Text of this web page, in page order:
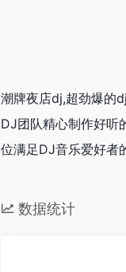
潮牌夜店dj,超劲爆的
DJ团队精心制作好听
位满足DJ音乐爱好者
数据统计